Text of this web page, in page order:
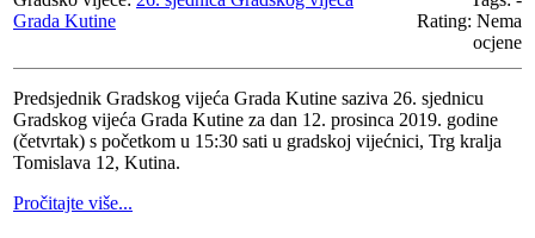
Grada Kutine
Rating: Nema
ocjene
Predsjednik Gradskog vijeća Grada Kutine saziva 26. sjednicu
Gradskog vijeća Grada Kutine za dan 12. prosinca 2019. godine
(četvrtak) s početkom u 15:30 sati u gradskoj vijećnici, Trg kralja
Tomislava 12, Kutina.
Pročitajte više...